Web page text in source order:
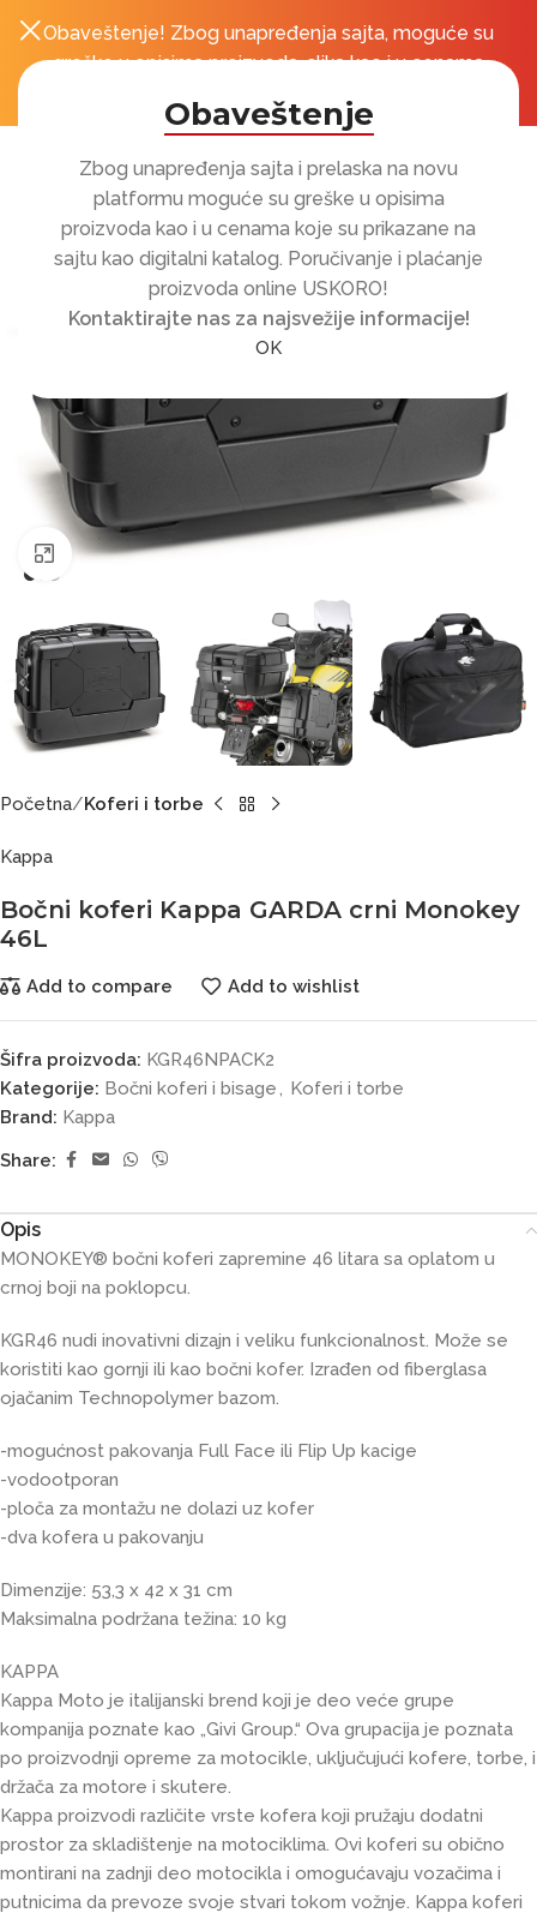
Obaveštenje
Zbog unapređenja sajta i prelaska na novu
platformu moguće su greške u opisima
proizvoda kao i u cenama koje su prikazane na
sajtu kao digitalni katalog. Poručivanje i plaćanje
proizvoda online USKORO!
Kontaktirajte nas za najsvežije informacije!
OK
Obaveštenje! Zbog unapređenja sajta, moguće su
greške u opisima proizvoda, slika kao i u cenama
Click to enlarge
Početna Koferi i torbe
Kappa
Bočni koferi Kappa GARDA crni Monokey
46L
Add to compare Add to wishlist
Šifra proizvoda: KGR46NPACK2
Kategorije: Bočni koferi i bisage, Koferi i torbe
Brand: Kappa
Share:
Opis
MONOKEY® bočni koferi zapremine 46 litara sa oplatom u
crnoj boji na poklopcu.
KGR46 nudi inovativni dizajn i veliku funkcionalnost. Može se
koristiti kao gornji ili kao bočni kofer. Izrađen od fiberglasa
ojačanim Technopolymer bazom.
-mogućnost pakovanja Full Face ili Flip Up kacige
-vodootporan
-ploča za montažu ne dolazi uz kofer
-dva kofera u pakovanju
Dimenzije: 53,3 x 42 x 31 cm
Maksimalna podržana težina: 10 kg
KAPPA
Kappa Moto je italijanski brend koji je deo veće grupe
kompanija poznate kao „Givi Group.“ Ova grupacija je poznata
po proizvodnji opreme za motocikle, uključujući kofere, torbe, i
držača za motore i skutere.
Kappa proizvodi različite vrste kofera koji pružaju dodatni
prostor za skladištenje na motociklima. Ovi koferi su obično
montirani na zadnji deo motocikla i omogućavaju vozačima i
putnicima da prevoze svoje stvari tokom vožnje. Kappa koferi